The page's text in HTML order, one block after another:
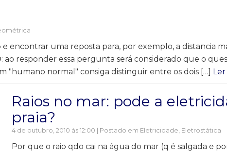
encontrar uma reposta para, por exemplo, a distancia
ao responder essa pergunta será considerado que o
"humano normal" consiga distinguir entre os dois […] Ler
Raios no mar: pode a
praia?
4 de outubro, 2010 às 12:00 | Postado em Eletricidade, Eletrostática
Por que o raio qdo cai na água do mar (q é salgada e